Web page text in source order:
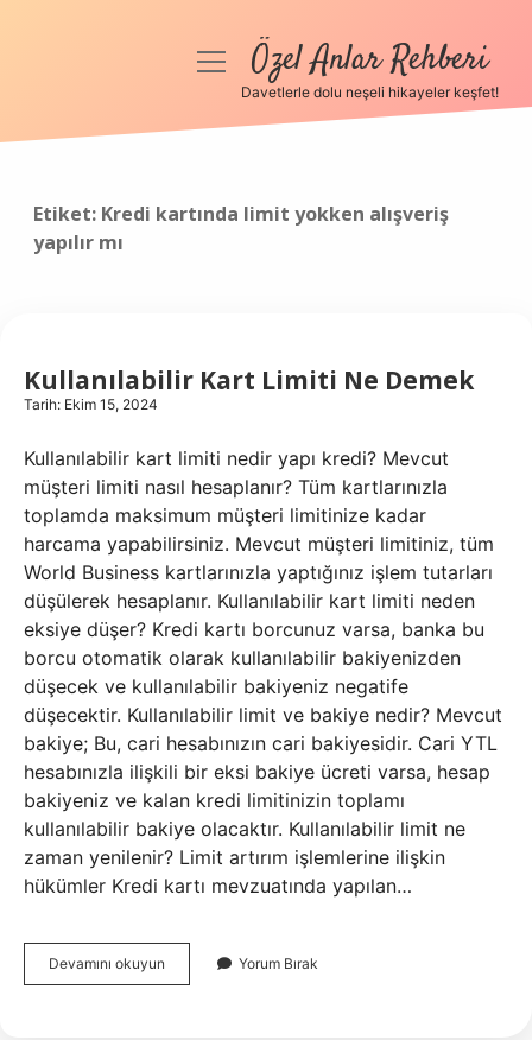
Anasayfa
Yasal Uyarı
menüyüÖzel Anlar Rehberi
Davetlerle dolu neşeli hikayeler keşfet!
Etiket: Kredi kartında limit yokken alışveriş
yapılır mı
Kullanılabilir Kart Limiti Ne Demek
Tarih: Ekim 15, 2024
Kullanılabilir kart limiti nedir yapı kredi? Mevcut
müşteri limiti nasıl hesaplanır? Tüm kartlarınızla
toplamda maksimum müşteri limitinize kadar
harcama yapabilirsiniz. Mevcut müşteri limitiniz, tüm
World Business kartlarınızla yaptığınız işlem tutarları
düşülerek hesaplanır. Kullanılabilir kart limiti neden
eksiye düşer? Kredi kartı borcunuz varsa, banka bu
borcu otomatik olarak kullanılabilir bakiyenizden
düşecek ve kullanılabilir bakiyeniz negatife
düşecektir. Kullanılabilir limit ve bakiye nedir? Mevcut
bakiye; Bu, cari hesabınızın cari bakiyesidir. Cari YTL
hesabınızla ilişkili bir eksi bakiye ücreti varsa, hesap
bakiyeniz ve kalan kredi limitinizin toplamı
kullanılabilir bakiye olacaktır. Kullanılabilir limit ne
zaman yenilenir? Limit artırım işlemlerine ilişkin
hükümler Kredi kartı mevzuatında yapılan…
Devamını okuyun Kullanılabilir
Kart
Yorum Bırak